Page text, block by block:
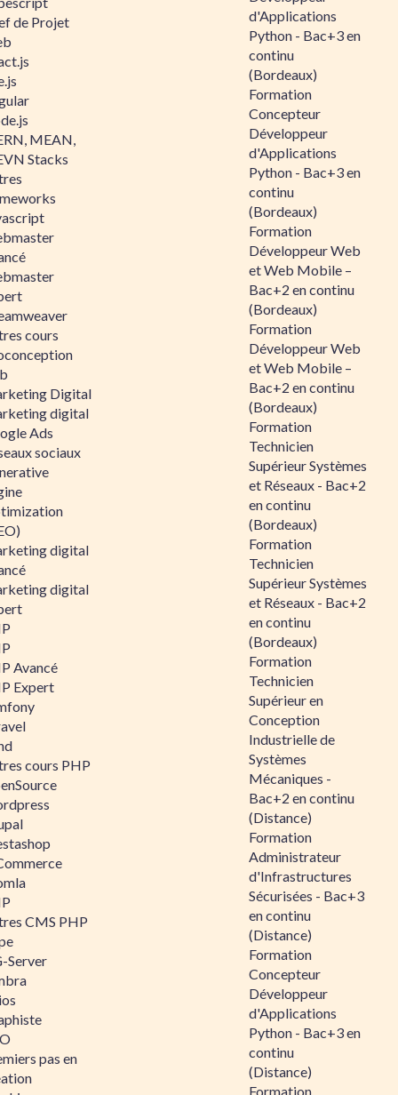
de Projet
MEAN,
Stacks
cours
Digital
digital
Ads
sociaux
digital
digital
Avancé
Expert
cours PHP
CMS PHP
Server
pas en
d'Applications
Python - Bac+3 en
continu
(Bordeaux)
Formation
Concepteur
Développeur
d'Applications
Python - Bac+3 en
continu
(Bordeaux)
Formation
Développeur Web
et Web Mobile –
Bac+2 en continu
(Bordeaux)
Formation
Développeur Web
et Web Mobile –
Bac+2 en continu
(Bordeaux)
Formation
Technicien
Supérieur Systèmes
et Réseaux - Bac+2
en continu
(Bordeaux)
Formation
Technicien
Supérieur Systèmes
et Réseaux - Bac+2
en continu
(Bordeaux)
Formation
Technicien
Supérieur en
Conception
Industrielle de
Systèmes
Mécaniques -
Bac+2 en continu
(Distance)
Formation
Administrateur
d'Infrastructures
Sécurisées - Bac+3
en continu
(Distance)
Formation
Concepteur
Développeur
d'Applications
Python - Bac+3 en
continu
(Distance)
Formation